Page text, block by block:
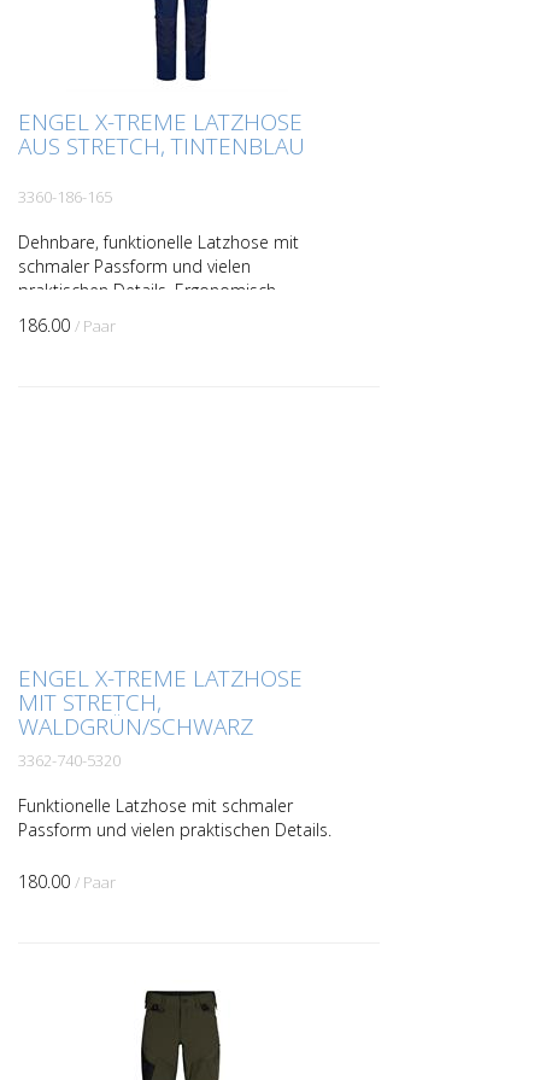
ENGEL X-TREME LATZHOSE
AUS STRETCH, TINTENBLAU
3360-186-165
Dehnbare, funktionelle Latzhose mit
schmaler Passform und vielen
praktischen Details. Ergonomisch
geformte Knie und Panel an der
Innennaht für noch mehr Tragekomfort.
186.00 / Paar
ENGEL X-TREME LATZHOSE
MIT STRETCH,
WALDGRÜN/SCHWARZ
3362-740-5320
Funktionelle Latzhose mit schmaler
Passform und vielen praktischen Details.
extrem elastischem, atmungsaktivem
180.00 / Paar